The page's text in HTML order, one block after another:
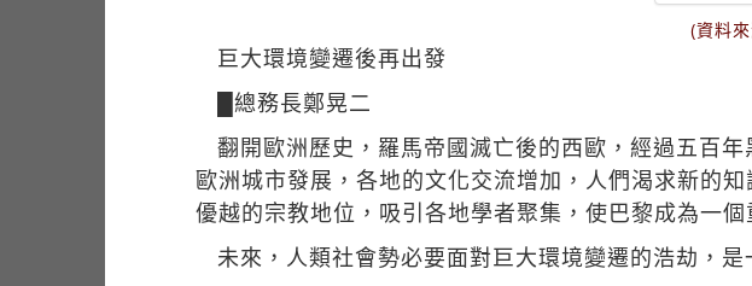
(資料
巨大環境變遷後再出發
█總務長鄭晃二
翻開歐洲歷史，羅馬帝國滅亡後的西歐，經過五百
歐洲城市發展，各地的文化交流增加，人們渴求新的
優越的宗教地位，吸引各地學者聚集，使巴黎成為一個
未來，人類社會勢必要面對巨大環境變遷的浩劫，